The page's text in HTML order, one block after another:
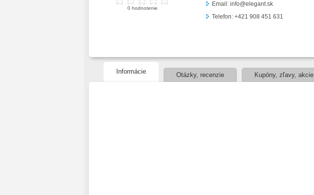
0 hodnotenie
Email: info@elegant.sk
Telefon: +421 908 451 631
Informácie Otázky, recenzie Kupóny, zľavy, akcie